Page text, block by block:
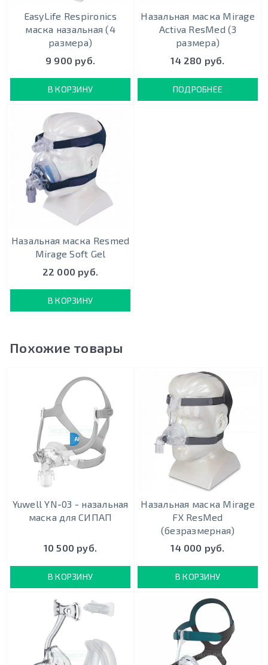
EasyLife Respironics
маска назальная (4
размера)
9 900 руб.
В КОРЗИНУ
Назальная маска Mirage
Activa ResMed (3
размера)
14 280 руб.
ПОДРОБНЕЕ
Назальная маска Resmed
Mirage Soft Gel
22 000 руб.
В КОРЗИНУ
Похожие товары
АНАЛОГ RESMED N20
Yuwell YN-03 - назальная
маска для СИПАП
10 500 руб.
В КОРЗИНУ
Назальная маска Mirage
FX ResMed
(безразмерная)
14 000 руб.
В КОРЗИНУ